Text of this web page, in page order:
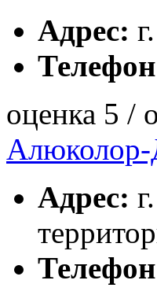
Адрес:
оценка 5 /
Адрес: